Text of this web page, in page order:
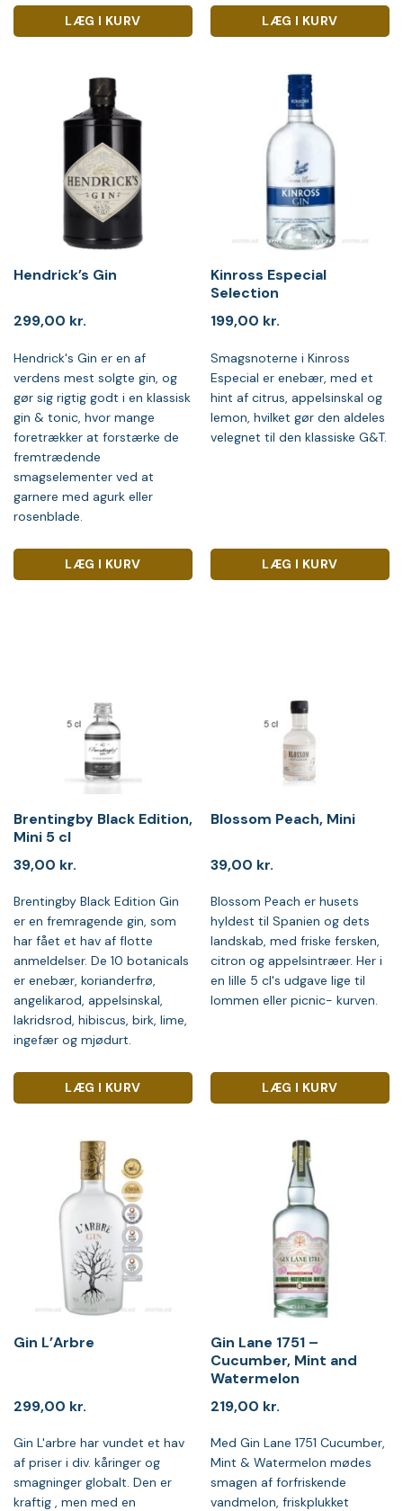
LÆG I KURV LÆG I KURV
Hendrick’s Gin
299,00 kr.
Hendrick's Gin er en af
verdens mest solgte gin, og
gør sig rigtig godt i en klassisk
gin & tonic, hvor mange
foretrækker at forstærke de
fremtrædende
smagselementer ved at
garnere med agurk eller
rosenblade.
LÆG I KURV
Kinross Especial
Selection
199,00 kr.
Smagsnoterne i Kinross
Especial er enebær, med et
hint af citrus, appelsinskal og
lemon, hvilket gør den aldeles
velegnet til den klassiske G&T.
LÆG I KURV
Brentingby Black Edition,
Mini 5 cl
39,00 kr.
Brentingby Black Edition Gin
er en fremragende gin, som
har fået et hav af flotte
anmeldelser. De 10 botanicals
er enebær, korianderfrø,
angelikarod, appelsinskal,
lakridsrod, hibiscus, birk, lime,
ingefær og mjødurt.
LÆG I KURV
Blossom Peach, Mini
39,00 kr.
Blossom Peach er husets
hyldest til Spanien og dets
landskab, med friske fersken,
citron og appelsintræer. Her i
en lille 5 cl's udgave lige til
lommen eller picnic- kurven.
LÆG I KURV
Gin L’Arbre
299,00 kr.
Gin L'arbre har vundet et hav
af priser i div. kåringer og
smagninger globalt. Den er
kraftig , men med en
Gin Lane 1751 –
Cucumber, Mint and
Watermelon
219,00 kr.
Med Gin Lane 1751 Cucumber,
Mint & Watermelon mødes
smagen af forfriskende
vandmelon, friskplukket